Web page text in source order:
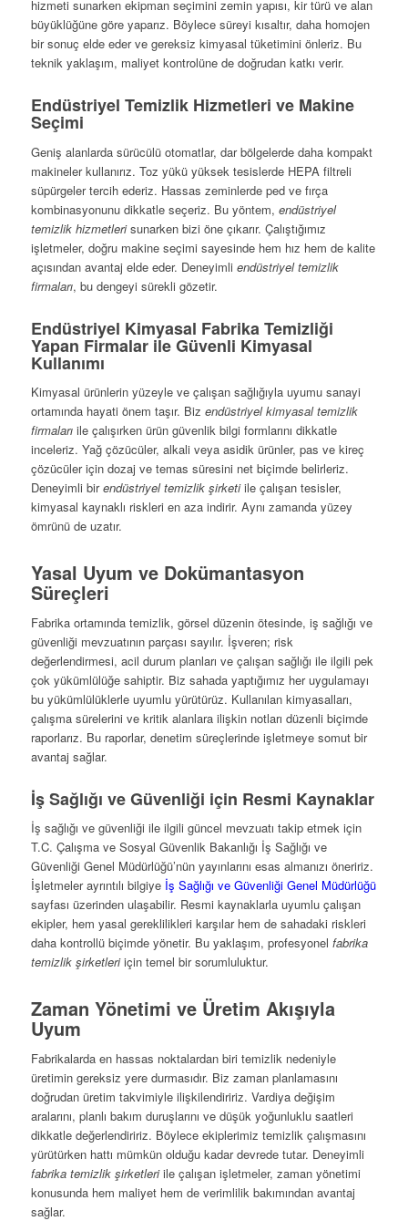
hizmeti sunarken ekipman seçimini zemin yapısı, kir türü ve alan
büyüklüğüne göre yaparız. Böylece süreyi kısaltır, daha homojen
bir sonuç elde eder ve gereksiz kimyasal tüketimini önleriz. Bu
teknik yaklaşım, maliyet kontrolüne de doğrudan katkı verir.
Endüstriyel Temizlik Hizmetleri ve Makine
Seçimi
Geniş alanlarda sürücülü otomatlar, dar bölgelerde daha kompakt
makineler kullanırız. Toz yükü yüksek tesislerde HEPA filtreli
süpürgeler tercih ederiz. Hassas zeminlerde ped ve fırça
kombinasyonunu dikkatle seçeriz. Bu yöntem, endüstriyel
temizlik hizmetlerisunarken bizi öne çıkarır. Çalıştığımız
işletmeler, doğru makine seçimi sayesinde hem hız hem de kalite
açısından avantaj elde eder. Deneyimli endüstriyel temizlik
firmaları, bu dengeyi sürekli gözetir.
Endüstriyel Kimyasal Fabrika Temizliği
Yapan Firmalar ile Güvenli Kimyasal
Kullanımı
Kimyasal ürünlerin yüzeyle ve çalışan sağlığıyla uyumu sanayi
ortamında hayati önem taşır. Biz endüstriyel kimyasal temizlik
firmalarıile çalışırken ürün güvenlik bilgi formlarını dikkatle
inceleriz. Yağ çözücüler, alkali veya asidik ürünler, pas ve kireç
çözücüler için dozaj ve temas süresini net biçimde belirleriz.
Deneyimli birendüstriyel temizlik şirketiile çalışan tesisler,
kimyasal kaynaklı riskleri en aza indirir. Aynı zamanda yüzey
ömrünü de uzatır.
Yasal Uyum ve Dokümantasyon
Süreçleri
Fabrika ortamında temizlik, görsel düzenin ötesinde, iş sağlığı ve
güvenliği mevzuatının parçası sayılır. İşveren; risk
değerlendirmesi, acil durum planları ve çalışan sağlığı ile ilgili pek
çok yükümlülüğe sahiptir. Biz sahada yaptığımız her uygulamayı
bu yükümlülüklerle uyumlu yürütürüz. Kullanılan kimyasalları,
çalışma sürelerini ve kritik alanlara ilişkin notları düzenli biçimde
raporlarız. Bu raporlar, denetim süreçlerinde işletmeye somut bir
avantaj sağlar.
İş Sağlığı ve Güvenliği için Resmi Kaynaklar
İş sağlığı ve güvenliği ile ilgili güncel mevzuatı takip etmek için
T.C. Çalışma ve Sosyal Güvenlik Bakanlığı İş Sağlığı ve
Güvenliği Genel Müdürlüğü’nün yayınlarını esas almanızı öneririz.
İşletmeler ayrıntılı bilgiye İş Sağlığı ve Güvenliği Genel Müdürlüğü
sayfası üzerinden ulaşabilir. Resmi kaynaklarla uyumlu çalışan
ekipler, hem yasal gereklilikleri karşılar hem de sahadaki riskleri
daha kontrollü biçimde yönetir. Bu yaklaşım, profesyonel fabrika
temizlik şirketleriiçin temel bir sorumluluktur.
Zaman Yönetimi ve Üretim Akışıyla
Uyum
Fabrikalarda en hassas noktalardan biri temizlik nedeniyle
üretimin gereksiz yere durmasıdır. Biz zaman planlamasını
doğrudan üretim takvimiyle ilişkilendiririz. Vardiya değişim
aralarını, planlı bakım duruşlarını ve düşük yoğunluklu saatleri
dikkatle değerlendiririz. Böylece ekiplerimiz temizlik çalışmasını
yürütürken hattı mümkün olduğu kadar devrede tutar. Deneyimli
fabrika temizlik şirketleriile çalışan işletmeler, zaman yönetimi
konusunda hem maliyet hem de verimlilik bakımından avantaj
sağlar.